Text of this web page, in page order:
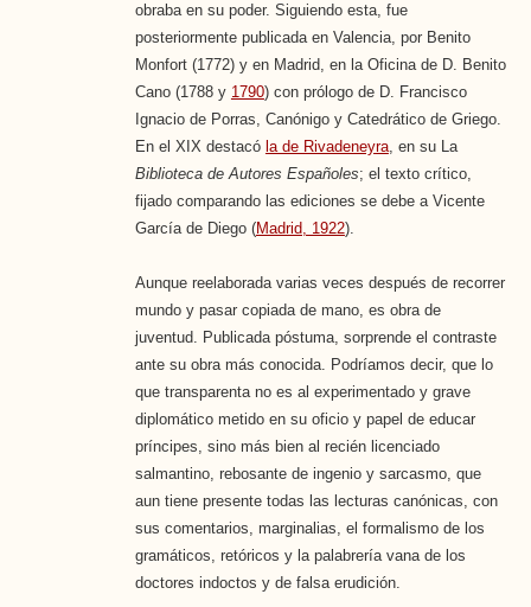
obraba en su poder. Siguiendo esta, fue
posteriormente publicada en Valencia, por Benito
Monfort (1772) y en Madrid, en la Oficina de D. Benito
Cano (1788 y 1790) con prólogo de D. Francisco
Ignacio de Porras, Canónigo y Catedrático de Griego.
En el XIX destacó la de Rivadeneyra, en su La
Biblioteca de Autores Españoles; el texto crítico,
fijado comparando las ediciones se debe a Vicente
García de Diego (Madrid, 1922).
Aunque reelaborada varias veces después de recorrer
mundo y pasar copiada de mano, es obra de
juventud. Publicada póstuma, sorprende el contraste
ante su obra más conocida. Podríamos decir, que lo
que transparenta no es al experimentado y grave
diplomático metido en su oficio y papel de educar
príncipes, sino más bien al recién licenciado
salmantino, rebosante de ingenio y sarcasmo, que
aun tiene presente todas las lecturas canónicas, con
sus comentarios, marginalias, el formalismo de los
gramáticos, retóricos y la palabrería vana de los
doctores indoctos y de falsa erudición.